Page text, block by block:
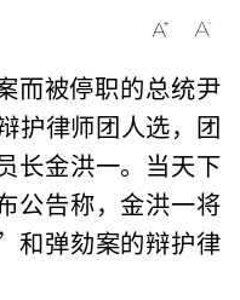
而被停职的总统尹
护律师团人选，团
长金洪一。当天下
公告称，金洪一将
弹劾案的辩护律